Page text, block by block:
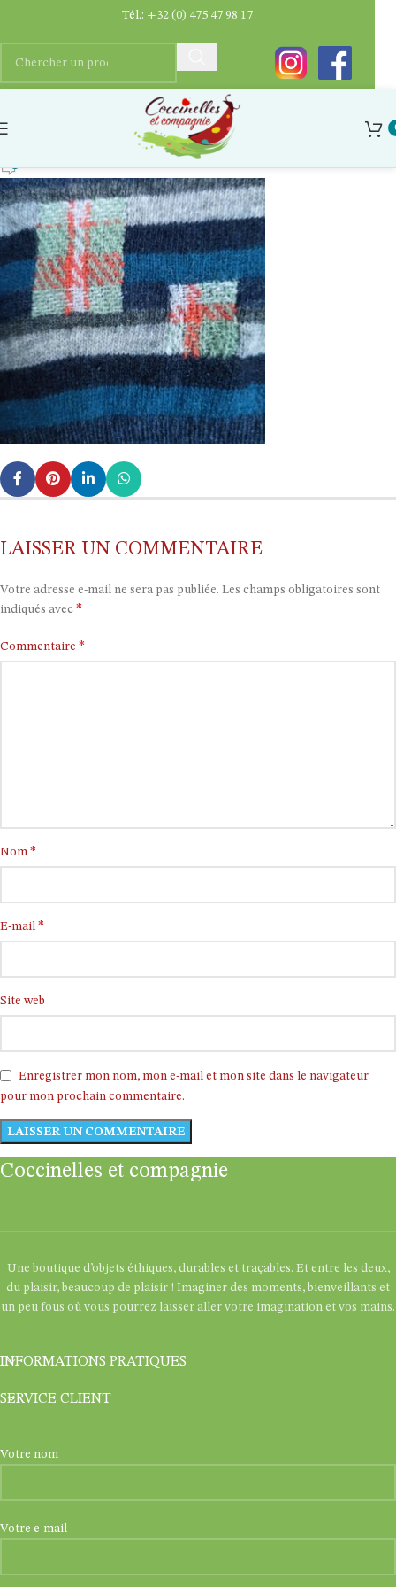
Reprise-motif-twill-olivia-ferrand
LAISSER UN COMMENTAIRE
Votre adresse e-mail ne sera pas publiée. Les champs obligatoires sont
indiqués avec *
Commentaire *
Nom *
E-mail *
Site web
Enregistrer mon nom, mon e-mail et mon site dans le navigateur
pour mon prochain commentaire.
Coccinelles et compagnie
Une boutique d’objets éthiques, durables et traçables. Et entre les deux,
du plaisir, beaucoup de plaisir ! Imaginer des moments, bienveillants et
un peu fous où vous pourrez laisser aller votre imagination et vos mains.
INFORMATIONS PRATIQUES
SERVICE CLIENT
Votre nom
Votre e-mail
Tél.: +32 (0) 475 47 98 17